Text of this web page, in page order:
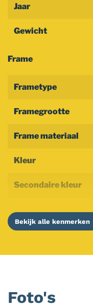
Jaar
Gewicht
Frame
Frametype
Framegrootte
Frame materiaal
Kleur
Secondaire kleur
Bekijk alle kenmerken
Foto's